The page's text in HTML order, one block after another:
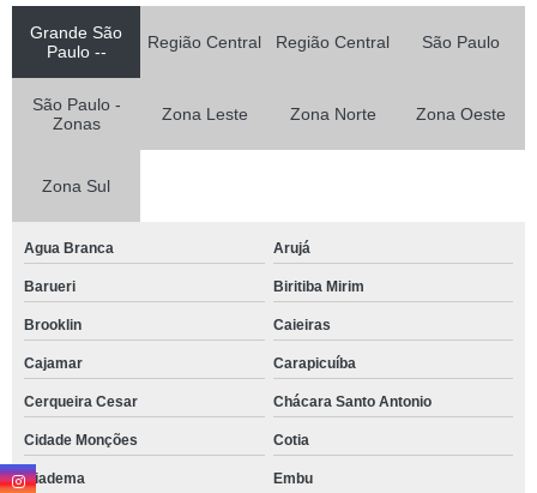
Grande São
Paulo --
Região Central Região Central São Paulo
São Paulo -
Zonas
Zona Leste Zona Norte Zona Oeste
Zona Sul
Agua Branca Arujá
Barueri Biritiba Mirim
Brooklin Caieiras
Cajamar Carapicuíba
Cerqueira Cesar Chácara Santo Antonio
Cidade Monções Cotia
Diadema Embu